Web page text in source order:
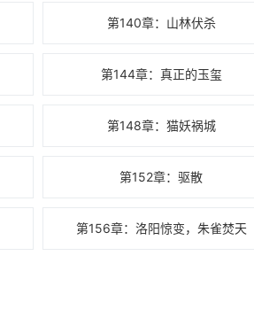
第140章：山林伏杀
第144章：真正的玉玺
第148章：猫妖祸城
第152章：驱散
第156章：洛阳惊变，朱雀焚天